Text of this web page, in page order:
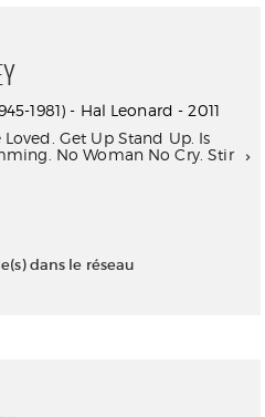
1981) - Hal Leonard - 2011
Get Up Stand Up. Is
No Woman No Cry. Stir
dans le réseau